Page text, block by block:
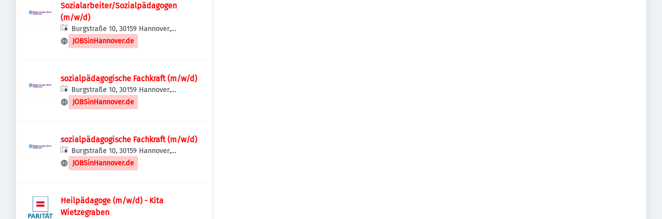
Sozialarbeiter/Sozialpädagogen
(m/w/d)
Burgstraße 10, 30159 Hannover,
Deutschland
JOBSinHannover.de
sozialpädagogische Fachkraft (m/w/d)
Burgstraße 10, 30159 Hannover,
Deutschland
JOBSinHannover.de
sozialpädagogische Fachkraft (m/w/d)
Burgstraße 10, 30159 Hannover,
Deutschland
JOBSinHannover.de
Heilpädagoge (m/w/d) - Kita
Wietzegraben